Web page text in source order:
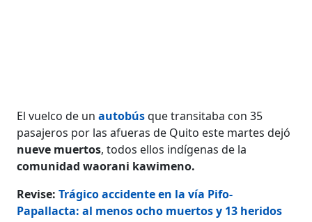
El vuelco de unautobúsque transitaba con 35
pasajeros por las afueras de Quito este martes dejó
nueve muertos, todos ellos indígenas de la
comunidad waorani kawimeno.
Revise:Trágico accidente en la vía Pifo-
Papallacta: al menos ocho muertos y 13 heridos